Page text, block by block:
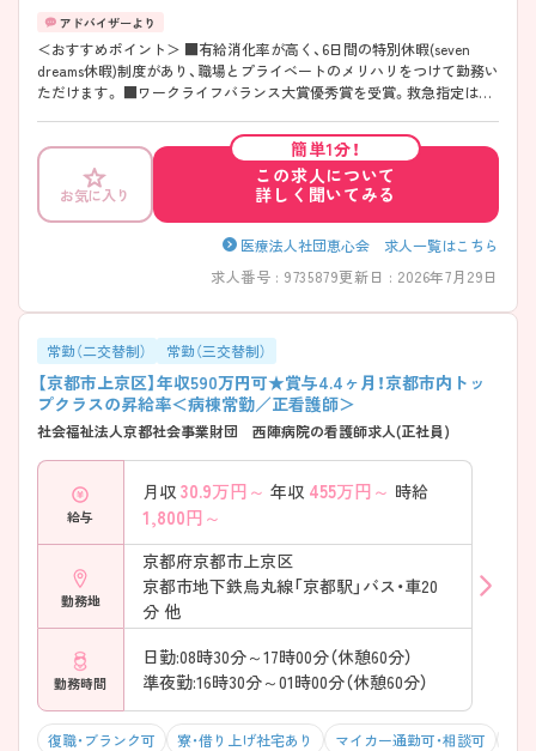
＜おすすめポイント＞ ■有給消化率が高く、6日間の特別休暇(seven
dreams休暇)制度があり、職場とプライベートのメリハリをつけて勤務い
ただけます。 ■ワークライフバランス大賞優秀賞を受賞。救急指定はあ
りに力を入れている企業です。 ■勤務形態は2交代制ですが、希望があれ
ば3交代制も相談可能です。 ■子育てサポート企業として「くるみんマー
ク」を取得。看護師の育児休業取得実績も多く取りやすい環境です。
院内託児所を完備し仕事と育児の両立ができる環境が整っており、お子
様がいらっしゃる看護師様も安心して勤務いただけます。 ■配属先につ
いて希望部署を優先して配属しております。 ■看護師の平均年齢32.5
歳、スタッフ間の仲が良くアットホームな雰囲気です。 ■教育体制とし
て、PNSを導入しており入社後必ず先輩看護師と一緒に動くことができ
ます。経験が浅い方でも安心して勤務いただける環境です。 ■個々のキ
ップができ専門職としての知識・技術を身に付けることができます。 ■
院外研修も病院のサポートシステムが整っており積極的に参加ができま
す。 ■福利厚生も充実しております。（職員本人だけでなく職員の家族
の医療費が免除、優秀職員の表彰制度等）
お気に入り
簡単1分！
この求人について
詳しく聞いてみる
医療法人社団恵心会 求人一覧はこちら
求人番号 : 9735879更新日 : 2026年7月29日
常勤（二交替制） 常勤（三交替制）
【京都市上京区】年収590万円可★賞与4.4ヶ月！京都市内トッ
プクラスの昇給率＜病棟常勤／正看護師＞
社会福祉法人京都社会事業財団 西陣病院の看護師求人(正社員)
給与
月収 30.9万円～ 年収 455万円～ 時給
1,800円～
勤務地
京都府京都市上京区
京都市地下鉄烏丸線「京都駅」バス・車20
分 他
勤務時間
日勤:08時30分～17時00分（休憩60分）
準夜勤:16時30分～01時00分（休憩60分）
復職・ブランク可 寮・借り上げ社宅あり マイカー通勤可・相談可